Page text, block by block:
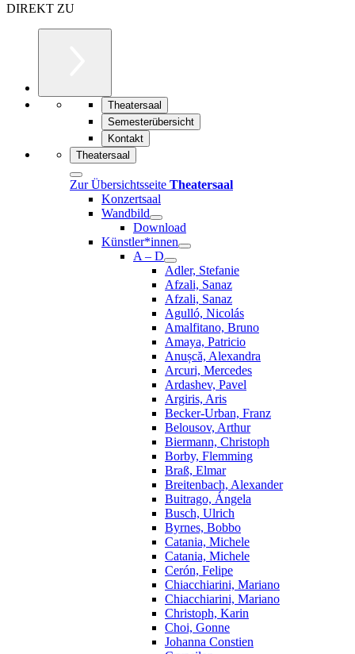
DIREKT ZU
Theatersaal
Semesterübersicht
Kontakt
Theatersaal
Zur Übersichtsseite Theatersaal
Konzertsaal
Wandbild
Download
Künstler*innen
A – D
Adler, Stefanie
Afzali, Sanaz
Afzali, Sanaz
Agulló, Nicolás
Amalfitano, Bruno
Amaya, Patricio
Anușcă, Alexandra
Arcuri, Mercedes
Ardashev, Pavel
Argiris, Aris
Becker-Urban, Franz
Belousov, Arthur
Biermann, Christoph
Borby, Flemming
Braß, Elmar
Breitenbach, Alexander
Buitrago, Ángela
Busch, Ulrich
Byrnes, Bobbo
Catania, Michele
Catania, Michele
Cerón, Felipe
Chiacchiarini, Mariano
Chiacchiarini, Mariano
Christoph, Karin
Choi, Gonne
Johanna Constien